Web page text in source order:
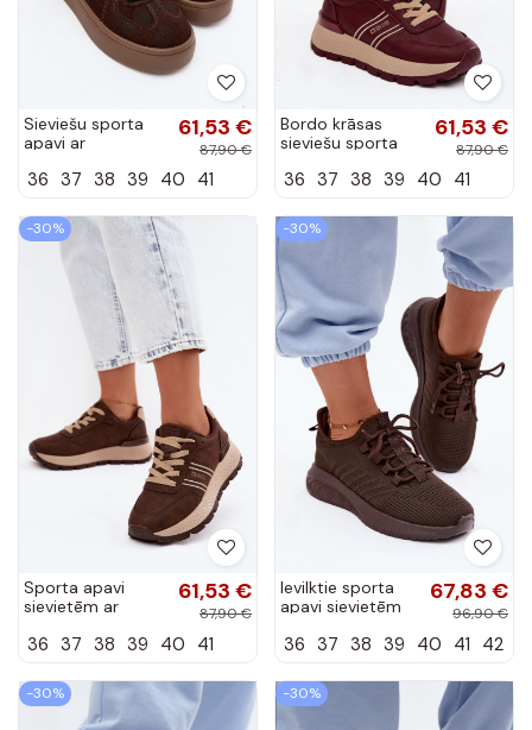
Sieviešu sporta
apavi ar
dekoratīviem
UU274004
61,53 €
87,90 €
36 37 38 39 40 41
Bordo krāsas
sieviešu sporta
platformu Big Star
61,53 €
87,90 €
36 37 38 39 40 41
-30%
Sporta apavi
sievietēm ar
UU274040
61,53 €
87,90 €
36 37 38 39 40 41
-30%
Ievilktie sporta
apavi sievietēm
UU274055
67,83 €
96,90 €
36 37 38 39 40 41 42
-30% -30%